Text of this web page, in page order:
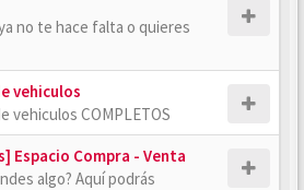
no te hace falta o quieres
vehiculos
vehiculos COMPLETOS
Espacio Compra - Venta
algo? Aquí podrás